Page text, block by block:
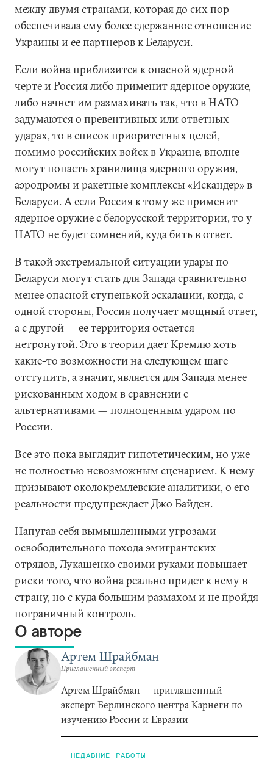
между двумя странами, которая до сих пор
обеспечивала ему более сдержанное отношение
Украины и ее партнеров к Беларуси.
Если война приблизится к опасной ядерной
черте и Россия либо применит ядерное оружие,
либо начнет им размахивать так, что в НАТО
задумаются о превентивных или ответных
ударах, то в список приоритетных целей,
помимо российских войск в Украине, вполне
могут попасть хранилища ядерного оружия,
аэродромы и ракетные комплексы «Искандер» в
Беларуси. А если Россия к тому же применит
ядерное оружие с белорусской территории, то у
НАТО не будет сомнений, куда бить в ответ.
В такой экстремальной ситуации удары по
Беларуси могут стать для Запада сравнительно
менее опасной ступенькой эскалации, когда, с
одной стороны, Россия получает мощный ответ,
а с другой — ее территория остается
нетронутой. Это в теории дает Кремлю хоть
какие-то возможности на следующем шаге
отступить, а значит, является для Запада менее
рискованным ходом в сравнении с
альтернативами — полноценным ударом по
России.
Все это пока выглядит гипотетическим, но уже
не полностью невозможным сценарием. К нему
призывают околокремлевские аналитики, о его
реальности предупреждает Джо Байден.
Напугав себя вымышленными угрозами
освободительного похода эмигрантских
отрядов, Лукашенко своими руками повышает
риски того, что война реально придет к нему в
страну, но с куда большим размахом и не пройдя
пограничный контроль.
О авторе
Артем Шрайбман
Приглашенный эксперт
Артем Шрайбман — приглашенный
эксперт Берлинского центра Карнеги по
изучению России и Евразии
НЕДАВНИЕ РАБОТЫ